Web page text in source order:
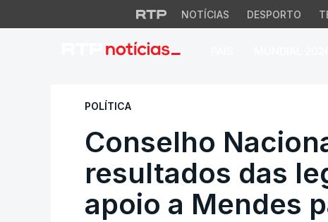
NOTÍCIAS DESPORTO
Conselho
POLÍTICA
Conselho
resultados das
apoio a Mendes